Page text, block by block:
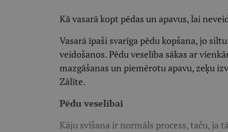
Kā vasarā kopt pēdas un apavus, lai
Vasarā īpaši svarīga pēdu kopšana, jo
veidošanos. Pēdu veselība sākas ar
mazgāšanas un piemērotu apavu, zeķu
Zālīte.
Pēdu veselībai
Kāju svīšana ir normāls process, taču, ja